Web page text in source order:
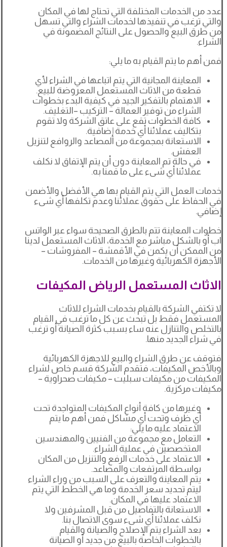
عدد من الخدمات المختلفة التي تحتاج لها في المكان
والتي ترغب في تنفيذها لخدمات الشراء والتي تسهل
من طرق البيع والحصول على النتائج المضمونة في
الشراء.
فمن أهم ما يتم القيام به ما يلي:
المعاينة المجانية التي يتم اتباعها في الشراء لأي
قطعة من الاثاث المستعمل المعروضة للبيع.
الاهتمام بالتفكير الجيد في كيفية البدء بخطوات
الشراء من توفير العمالة – التركيب –التغليف.
كافة الخطوات تقع على عاتق الشركة ولا تقوم
بتكاليف عملائنا أي خدمة إضافية.
الاستعانة بمجموعة من المصاعد والروافع لتنزيل
العفش.
في حالة تم المعاينة دون أن يتم الإتفاق لا نكلف
عملائنا أي شىء على ما قمنا به.
خدمات العمل التي يتم القيام بها هي الأفضل والأضمن
في الحفاظ على حقوق عملائنا وعدم تكلفها أي شىء
إضافي.
خطوات المعاينة تتم بالطرق الصحيحة سواء عبر الواتس
اب أو بالشكل مباشر مع الخدمة، الاثاث المستعمل لدينا
من الممكن أن يكمن في الأقمشة – المفروشات –
الأجهزة الكهربائية وغيرها من الخدمات.
الاثاث المستعمل الرياض المكيفات
لا تكتفي الشركة بالقيام بخدمات الشراء للاثاث
المستعمل فقط بل تبحث عن كل ما ترغب في القيام
بالتخلص والتنازل عنه ساء بسبب كثرة الصيانة أو ترغب
في شراء الجديد منها.
فتوقف عن طرق الشراء والبيع للاجهزة الكهربائية
وبالأخص المكيفات، فتقدم الشركة قسم خاص لشراء
المكيفات من مكيفات سبليت – مكيفات صحراوية –
مكيفات مركزية.
وغيرها من كافة أنواع المكيفات المتواجدة تحت
أي ظرف وتحت أي مشاكل فمن أهم ما يتم
الاعتماد عليه ما يلي:
التعامل مع مجموعة من الفنيين والمهندسين
المتخصصين في عملية الشراء.
الاعتماد على خدمات الرفع والتنزيل من المكان
بواسطة المرتفعات والمصاعد.
يتم المعاينة والتعرف على السبب من وراء الشراء
ليتم تحديد سعر الخدمة وما هي الخطط التي يتم
الاعتماد عليها في المكان.
الاستعانة بالتفاصيل من قبل المشرفين ولا
نكلف عملائنا أي شىء سوى الاتصال بنا.
بعد الشراء يتم الإصلاح والصيانة والقيام
بالخطوات الخاصة بالبيع من جديد أو الصيانة